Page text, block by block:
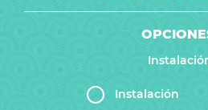
Instalación